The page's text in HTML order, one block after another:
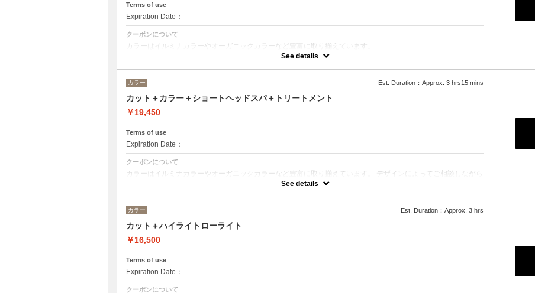
Terms of use
Expiration Date：
クーポンについて
カラーはイルミナカラーやオーガニックカラーなど豊富に取り揃えています。
デザインによってベストな選択をさせて頂きます。
※フルカラーの場合プラス¥1100
※ロング料金有りプラス¥1100
るヘッドスパです。
ヘッドスパの施術時間は４５分です。
クイックトリートメント→20350
当日ご相談の上、ご選択頂けます。
See details
カラー Est. Duration：Approx. 3 hrs15 mins
カット＋カラー＋ショートヘッドスパ＋トリートメント
￥19,450
Terms of use
Expiration Date：
クーポンについて
カラーはイルミナカラーやオーガニックカラーなど豊富に取り揃えています。 デザインによってご相談しながら
※ロング料金有りプラス¥1100
ヘットスパは、20分のショートヘッドスパ。
トリートメントの種類によって料金が異なります。
クイックトリートメント→¥19450
髪質別集中トリートメント→¥20550
当日ご相談の上、ご選択頂けます。
See details
カラー Est. Duration：Approx. 3 hrs
カット＋ハイライトローライト
￥16,500
Terms of use
Expiration Date：
クーポンについて